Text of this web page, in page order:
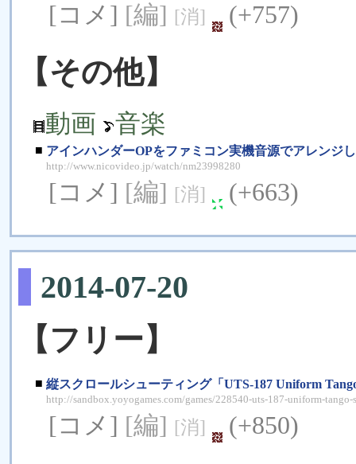
[コメ] [編] [消] (+757)
【その他】
動画 音楽
■ アインハンダーOPをファミコン実機音源でアレンジ
http://www.nicovideo.jp/watch/nm23998280
[コメ] [編] [消] (+663)
2014-07-20
【フリー】
■ 縦スクロールシューティング「UTS-187 Uniform
http://sandbox.yoyogames.com/games/228540-uts-187-uniform-tango-
[コメ] [編] [消] (+850)